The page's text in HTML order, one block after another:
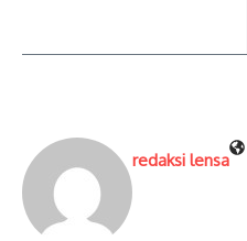
redaksi lensa